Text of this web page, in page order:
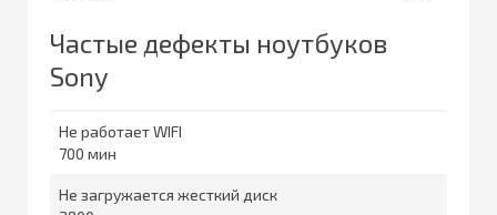
Частые дефекты ноутбуков
Sony
Не работает WIFI
700
Не загружается жесткий диск